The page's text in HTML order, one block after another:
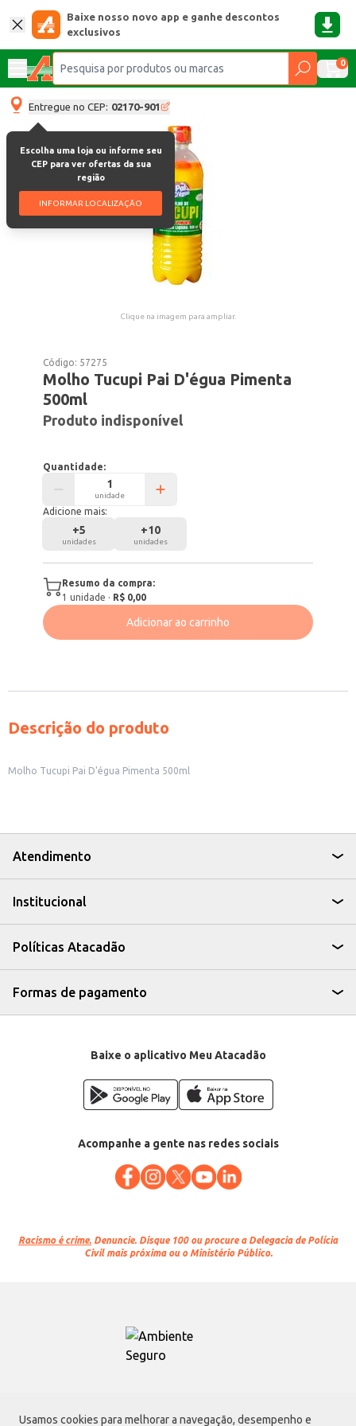
Usamos cookies para melhorar a navegação, desempenho e
Baixe nosso novo app e ganhe descontos
exclusivos
0
Entregue no CEP: 02170-901
Escolha uma loja ou informe seu
CEP para ver ofertas da sua
região
INFORMAR LOCALIZAÇÃO
Clique na imagem para ampliar.
Código: 57275
Molho Tucupi Pai D'égua Pimenta
500ml
Produto indisponível
Quantidade:
unidade
Adicione mais:
+5
unidades
+10
unidades
Resumo da compra:
1 unidade · R$ 0,00
Adicionar ao carrinho
Descrição do produto
Molho Tucupi Pai D'égua Pimenta 500ml
Atendimento
Institucional
Políticas Atacadão
Formas de pagamento
Baixe o aplicativo Meu Atacadão
Acompanhe a gente nas redes sociais
Racismo é crime. Denuncie. Disque 100 ou procure a Delegacia de Polícia
Civil mais próxima ou o Ministério Público.
Atacadão S.A.